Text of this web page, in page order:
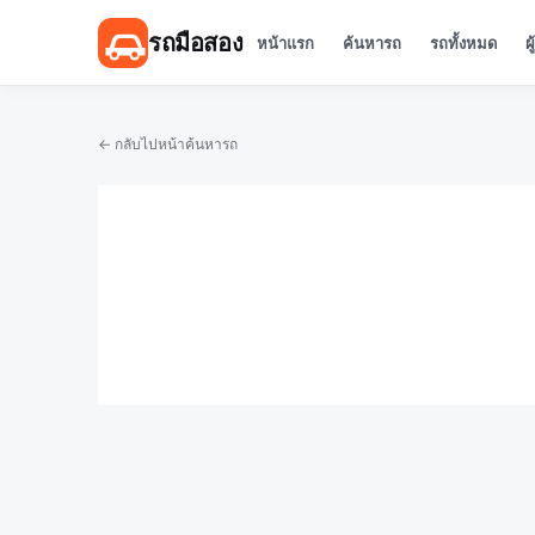
รถมือสอง หน้าแรก ค้นหารถ รถทั้งหมด
← กลับไปหน้าค้นหารถ